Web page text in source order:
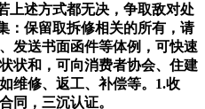
上述方式都无决，争取敌对处
：保留取拆修相关的所有，请
发送书面函件等体例，可快速
状和，可向消费者协会、住建
维修、返工、补偿等。1.收
同，三沉认证。